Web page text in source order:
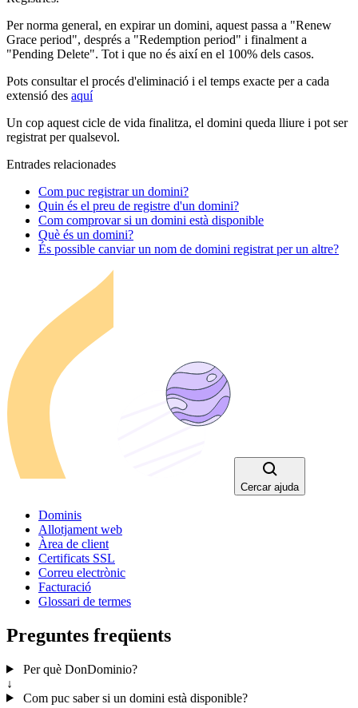
Per norma general, en expirar un domini, aquest passa a "Renew
Grace period", després a "Redemption period" i finalment a
"Pending Delete". Tot i que no és així en el 100% dels casos.
Pots consultar el procés d'eliminació i el temps exacte per a cada
extensió des aquí
Un cop aquest cicle de vida finalitza, el domini queda lliure i pot ser
registrat per qualsevol.
Entrades relacionades
Com puc registrar un domini?
Quin és el preu de registre d'un domini?
Com comprovar si un domini està disponible
Què és un domini?
És possible canviar un nom de domini registrat per un altre?
Cercar ajuda
Dominis
Allotjament web
Àrea de client
Certificats SSL
Correu electrònic
Facturació
Glossari de termes
Preguntes freqüents
Per què DonDominio?
↓
Com puc saber si un domini està disponible?